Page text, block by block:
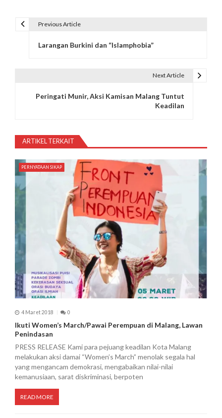
i
p
o
Previous Article
Larangan Burkini dan “Islamphobia”
Next Article
Peringati Munir, Aksi Kamisan Malang Tuntut
Keadilan
ARTIKEL TERKAIT
PERNYATAAN SIKAP
4 Maret 2018 0
Ikuti Women’s March/Pawai Perempuan di Malang, Lawan
Penindasan
PRESS RELEASE Kami para pejuang keadilan Kota Malang
melakukan aksi damai “Women’s March” menolak segala hal
yang mengancam demokrasi, mengabaikan nilai-nilai
kemanusiaan, sarat diskriminasi, berpoten
READ MORE